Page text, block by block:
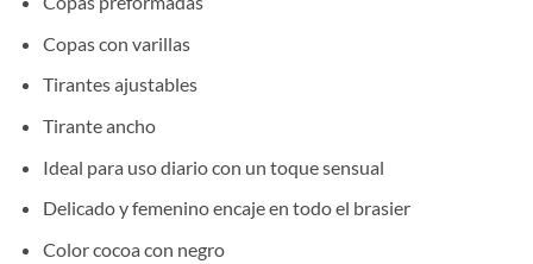
Copas con varillas
Tirantes ajustables
Tirante ancho
Ideal para uso diario con un toque sensual
Delicado y femenino encaje en todo el brasier
Color cocoa con negro